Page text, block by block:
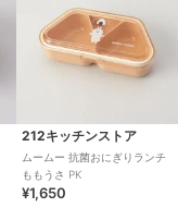
212キッチンストア
ムームー 抗菌おにぎりランチ
ももうさ PK
¥1,650